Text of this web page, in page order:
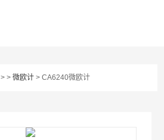
> >微欧计 > CA6240微欧计